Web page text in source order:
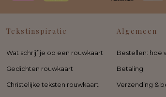
Tekstinspiratie
Wat schrijf je op een rouwkaart
Gedichten rouwkaart
Christelijke teksten rouwkaart
Algemeen
Bestellen: hoe
Betaling
Verzending &